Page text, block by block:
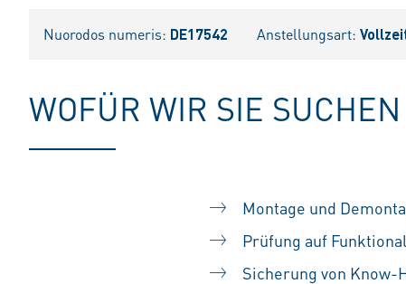
Nuorodos numeris: DE17542 Anstellungsart:
WOFÜR WIR SIE SUCHEN
Montage und
Prüfung auf
Sicherung von Know-